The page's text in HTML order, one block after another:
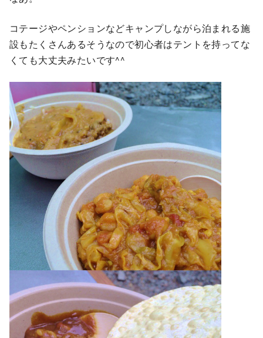
コテージやペンションなどキャンプしながら泊まれる施
設もたくさんあるそうなので初心者はテントを持ってな
くても大丈夫みたいです^^